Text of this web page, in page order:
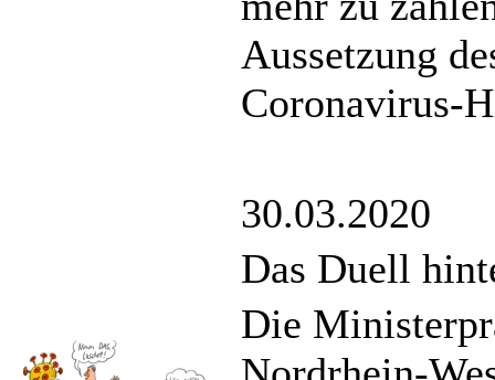
Aussetzung
Coronavirus-
30.03.2020
Das Duell
Die